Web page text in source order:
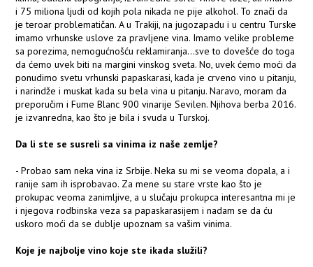
i 75 miliona ljudi od kojih pola nikada ne pije alkohol. To znači da
je teroar problematičan. A u Trakiji, na jugozapadu i u centru Turske
imamo vrhunske uslove za pravljene vina. Imamo velike probleme
sa porezima, nemogućnošću reklamiranja...sve to dovešće do toga
da ćemo uvek biti na margini vinskog sveta. No, uvek ćemo moći da
ponudimo svetu vrhunski papaskarasi, kada je crveno vino u pitanju,
i narindže i muskat kada su bela vina u pitanju. Naravo, moram da
preporučim i Fume Blanc 900 vinarije Sevilen. Njihova berba 2016.
je izvanredna, kao što je bila i svuda u Turskoj.
Da li ste se susreli sa vinima iz naše zemlje?
- Probao sam neka vina iz Srbije. Neka su mi se veoma dopala, a i
ranije sam ih isprobavao. Za mene su stare vrste kao što je
prokupac veoma zanimljive, a u slučaju prokupca interesantna mi je
i njegova rodbinska veza sa papaskarasijem i nadam se da ću
uskoro moći da se dublje upoznam sa vašim vinima.
Koje je najbolje vino koje ste ikada služili?